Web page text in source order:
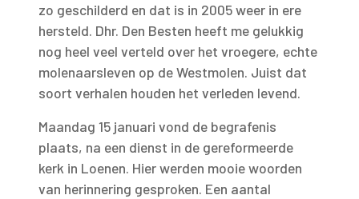
zo geschilderd en dat is in 2005 weer in ere
hersteld. Dhr. Den Besten heeft me gelukkig
nog heel veel verteld over het vroegere, echte
molenaarsleven op de Westmolen. Juist dat
soort verhalen houden het verleden levend.
Maandag 15 januari vond de begrafenis
plaats, na een dienst in de gereformeerde
kerk in Loenen. Hier werden mooie woorden
van herinnering gesproken. Een aantal